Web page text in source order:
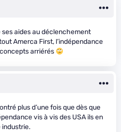
aides au déclenchement
Amerca First, l’indépendance
arriérés
plus d’une fois que dès que
vis à vis des USA ils en